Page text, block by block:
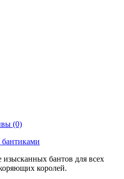
(0)
бантиками
бантов для всех
королей.